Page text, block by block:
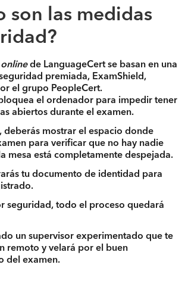
son las medidas
?
onlinede LanguageCert se basan en una
premiada, ExamShield,
el grupo PeopleCert.
el ordenador para impedir tener
abiertos durante el examen.
deberás mostrar el espacio donde
para verificar que no hay nadie
mesa está completamente despejada.
tu documento de identidad para
seguridad, todo el proceso quedará
un supervisor experimentado que te
remoto y velará por el buen
del examen.